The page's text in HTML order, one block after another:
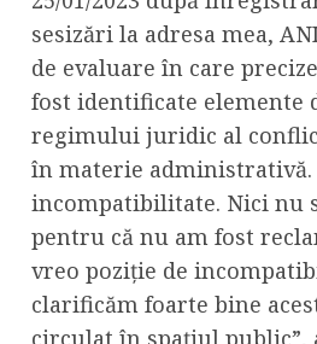
sesizări la adresa mea,
de evaluare în care
fost identificate elemente
regimului juridic al
în materie administrativă.
incompatibilitate. Nici nu
pentru că nu am fost
vreo poziție de
clarificăm foarte bine